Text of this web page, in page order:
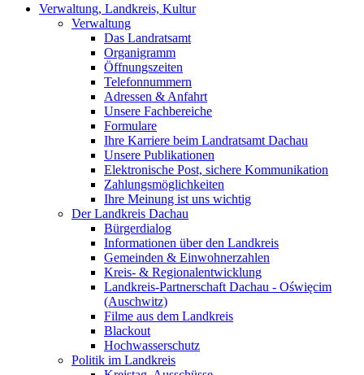
Verwaltung, Landkreis, Kultur
Verwaltung
Das Landratsamt
Organigramm
Öffnungszeiten
Telefonnummern
Adressen & Anfahrt
Unsere Fachbereiche
Formulare
Ihre Karriere beim Landratsamt Dachau
Unsere Publikationen
Elektronische Post, sichere Kommunikation
Zahlungsmöglichkeiten
Ihre Meinung ist uns wichtig
Der Landkreis Dachau
Bürgerdialog
Informationen über den Landkreis
Gemeinden & Einwohnerzahlen
Kreis- & Regionalentwicklung
Landkreis-Partnerschaft Dachau - Oświęcim
(Auschwitz)
Filme aus dem Landkreis
Blackout
Hochwasserschutz
Politik im Landkreis